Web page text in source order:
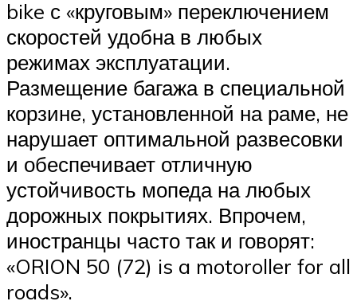
bike с «круговым» переключением
скоростей удобна в любых
режимах эксплуатации.
Размещение багажа в специальной
корзине, установленной на раме, не
нарушает оптимальной развесовки
и обеспечивает отличную
устойчивость мопеда на любых
дорожных покрытиях. Впрочем,
иностранцы часто так и говорят:
«ORION 50 (72) is a motoroller for all
roads».